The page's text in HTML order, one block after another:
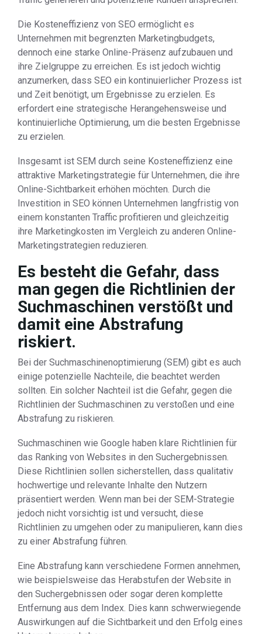
Die Kosteneffizienz von SEO ermöglicht es
Unternehmen mit begrenzten Marketingbudgets,
dennoch eine starke Online-Präsenz aufzubauen und
ihre Zielgruppe zu erreichen. Es ist jedoch wichtig
anzumerken, dass SEO ein kontinuierlicher Prozess ist
und Zeit benötigt, um Ergebnisse zu erzielen. Es
erfordert eine strategische Herangehensweise und
kontinuierliche Optimierung, um die besten Ergebnisse
zu erzielen.
Insgesamt ist SEM durch seine Kosteneffizienz eine
attraktive Marketingstrategie für Unternehmen, die ihre
Online-Sichtbarkeit erhöhen möchten. Durch die
Investition in SEO können Unternehmen langfristig von
einem konstanten Traffic profitieren und gleichzeitig
ihre Marketingkosten im Vergleich zu anderen Online-
Marketingstrategien reduzieren.
Es besteht die Gefahr, dass
man gegen die Richtlinien der
Suchmaschinen verstößt und
damit eine Abstrafung
riskiert.
Bei der Suchmaschinenoptimierung (SEM) gibt es auch
einige potenzielle Nachteile, die beachtet werden
sollten. Ein solcher Nachteil ist die Gefahr, gegen die
Richtlinien der Suchmaschinen zu verstoßen und eine
Abstrafung zu riskieren.
Suchmaschinen wie Google haben klare Richtlinien für
das Ranking von Websites in den Suchergebnissen.
Diese Richtlinien sollen sicherstellen, dass qualitativ
hochwertige und relevante Inhalte den Nutzern
präsentiert werden. Wenn man bei der SEM-Strategie
jedoch nicht vorsichtig ist und versucht, diese
Richtlinien zu umgehen oder zu manipulieren, kann dies
zu einer Abstrafung führen.
Eine Abstrafung kann verschiedene Formen annehmen,
wie beispielsweise das Herabstufen der Website in
den Suchergebnissen oder sogar deren komplette
Entfernung aus dem Index. Dies kann schwerwiegende
Auswirkungen auf die Sichtbarkeit und den Erfolg eines